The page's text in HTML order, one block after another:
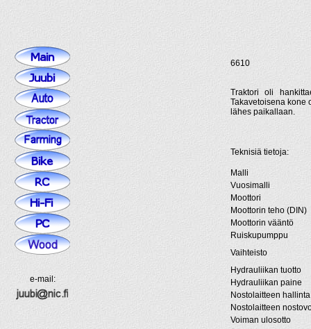
e-mail:
6610
Traktori oli
Takavetoisena kone
lähes paikallaan.
Teknisiä tietoja:
Malli
Vuosimalli
Moottori
Moottorin teho (DIN)
Moottorin vääntö
Ruiskupumppu
Vaihteisto
Hydrauliikan tuotto
Hydrauliikan paine
Nostolaitteen hallinta
Nostolaitteen
Voiman ulosotto